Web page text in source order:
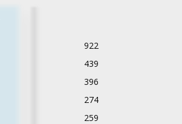
922
439
396
274
259